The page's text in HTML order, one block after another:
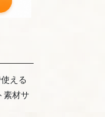
える
素材サ